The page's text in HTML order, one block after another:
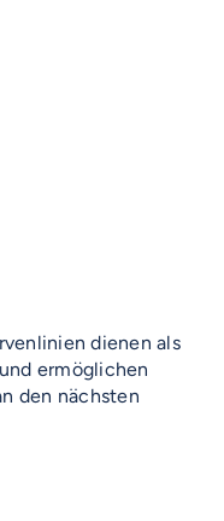
dienen als
ermöglichen
den nächsten